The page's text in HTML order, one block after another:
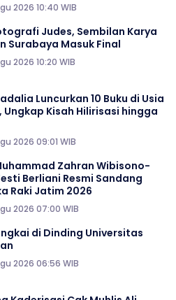
2026 10:40 WIB
Judes, Sembilan Karya
Surabaya Masuk Final
2026 10:20 WIB
Luncurkan 10 Buku di Usia
Ungkap Kisah Hilirisasi hingga
2026 09:01 WIB
Zahran Wibisono-
Berliani Resmi Sandang
Raki Jatim 2026
2026 07:00 WIB
di Dinding Universitas
2026 06:56 WIB